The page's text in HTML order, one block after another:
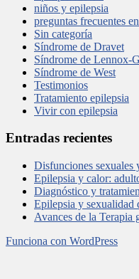
niños y epilepsia
preguntas frecuentes
Sin categoría
Síndrome de Dravet
Síndrome de Lennox-
Síndrome de West
Testimonios
Tratamiento epilepsia
Vivir con epilepsia
Entradas recientes
Disfunciones sexuales
Epilepsia y calor:
Diagnóstico y
Epilepsia y sexualidad
Avances de la Terapia
Funciona con WordPress